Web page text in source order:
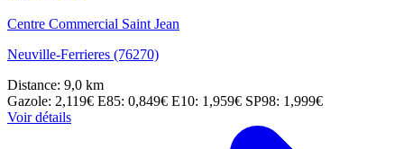
Centre Commercial Saint Jean
Neuville-Ferrieres (76270)
Distance: 9,0 km
Gazole: 2,119€ E85: 0,849€ E10: 1,959€ SP98: 1,999€
Voir détails